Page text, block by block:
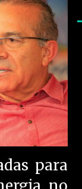
para